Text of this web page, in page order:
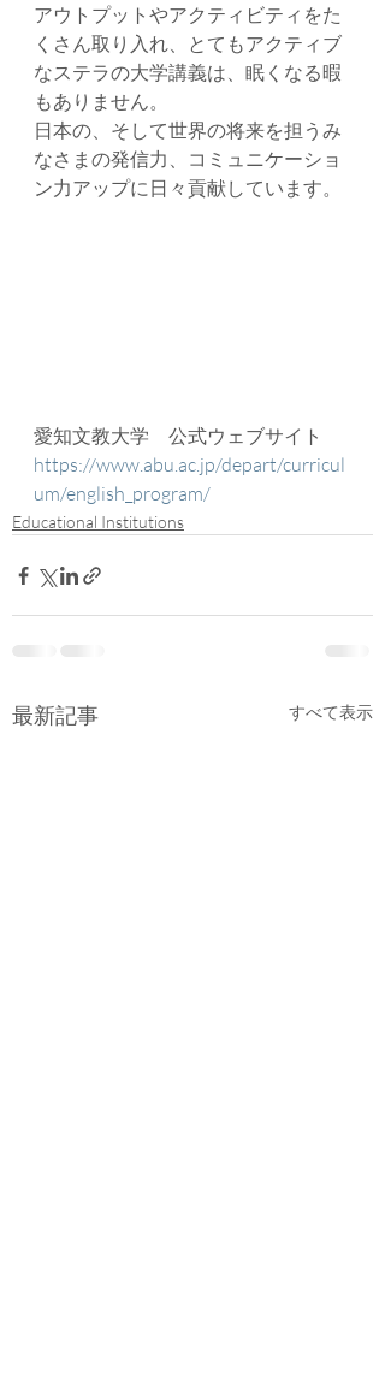
アウトプットやアクティビティをた
くさん取り入れ、とてもアクティブ
なステラの大学講義は、眠くなる暇
もありません。
日本の、そして世界の将来を担うみ
なさまの発信力、コミュニケーショ
ン力アップに日々貢献しています。
愛知文教大学　公式ウェブサイト
https://www.abu.ac.jp/depart/curricul
um/english_program/
Educational Institutions
最新記事 すべて表示